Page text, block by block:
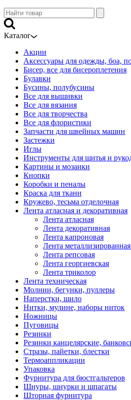
Каталог
Акции
Аксессуары для одежды, боа,
Бисер, все для бисероплетения
Булавки
Бусины, полубусины
Все для вышивки
Все для вязания
Все для творчества
Все для флористики
Запчасти для швейных машин
Застежки
Иглы
Инструменты для шитья и
Картины и мозаики
Кнопки
Коробки и пеналы
Краска для ткани
Кружево, тесьма отделочная
Лента атласная и декоративная
Лента атласная
Лента декоративная
Лента капроновая
Лента
Лента репсовая
Лента георгиевская
Лента триколор
Лента техническая
Молнии, бегунки, пуллеры
Наперстки, шило
Нитки, мулине, наборы ниток
Ножницы
Пуговицы
Резинки
Резинки канцелярские,
Стразы, пайетки, блестки
Термоаппликации
Упаковка
Фурнитура для бюстгальтеров
Шнуры, шнурки и шпагаты
Шторная фурнитура